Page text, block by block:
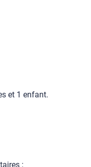
et 1 enfant.
: